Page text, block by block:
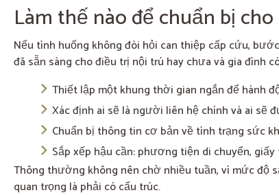
Làm thế nào để chuẩn bị
Nếu tình huống không đòi hỏi can thiệp cấp cứu,
đã sẵn sàng cho điều trị nội trú hay chưa và gia đình
Thiết lập một khung thời gian ngắn để hành
Xác định ai sẽ là người liên hệ chính và ai sẽ
Chuẩn bị thông tin cơ bản về tình trạng sức
Sắp xếp hậu cần: phương tiện di chuyển,
Thông thường không nên chờ nhiều tuần, vì mức độ
quan trọng là phải có cấu trúc.